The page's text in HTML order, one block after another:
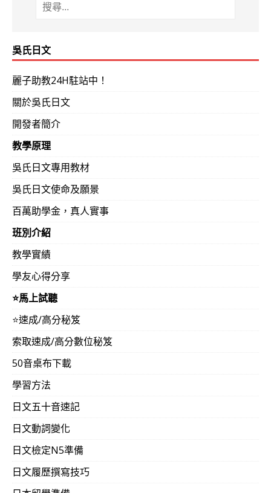
吳氏日文
麗子助教24H駐站中！
關於吳氏日文
開發者簡介
教學原理
吳氏日文專用教材
吳氏日文使命及願景
百萬助學金，真人實事
班別介紹
教學實績
學友心得分享
⭐️馬上試聽
⭐️速成/高分秘笈
索取速成/高分數位秘笈
50音桌布下載
學習方法
日文五十音速記
日文動詞變化
日文檢定N5準備
日文履歷撰寫技巧